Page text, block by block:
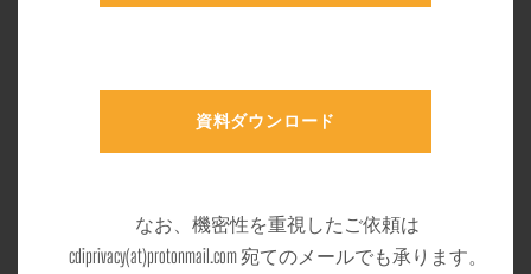
資料ダウンロード
なお、機密性を重視したご依頼は
cdiprivacy(at)protonmail.com 宛てのメールでも承ります。